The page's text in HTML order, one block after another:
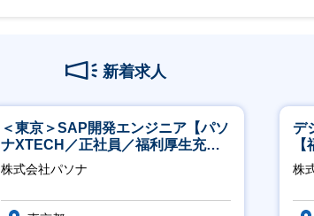
新着求人
＜東京＞SAP開発エンジニア【パソ
ナXTECH／正社員／福利厚生充実
◎】
株式会社パソナ
デ
株